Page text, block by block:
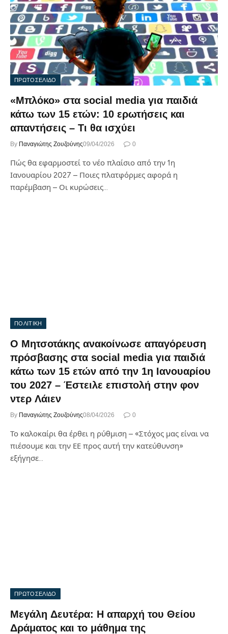
ΠΡΩΤΟΣΕΛΙΔΟ
«Μπλόκο» στα social media για παιδιά
κάτω των 15 ετών: 10 ερωτήσεις και
απαντήσεις – Τι θα ισχύει
By Παναγιώτης Ζουζούνης09/04/2026 0
Πώς θα εφαρμοστεί το νέο πλαίσιο από την 1η
Ιανουαρίου 2027 – Ποιες πλατφόρμες αφορά η
παρέμβαση – Οι κυρώσεις…
ΠΟΛΙΤΙΚΗ
Ο Μητσοτάκης ανακοίνωσε απαγόρευση
πρόσβασης στα social media για παιδιά
κάτω των 15 ετών από την 1η Ιανουαρίου
του 2027 – Έστειλε επιστολή στην φον
ντερ Λάιεν
By Παναγιώτης Ζουζούνης08/04/2026 0
Το καλοκαίρι θα έρθει η ρύθμιση – «Στόχος μας είναι να
πιέσουμε και την ΕΕ προς αυτή την κατεύθυνση»
εξήγησε…
ΠΡΩΤΟΣΕΛΙΔΟ
Μεγάλη Δευτέρα: Η απαρχή του Θείου
Δράματος και το μάθημα της